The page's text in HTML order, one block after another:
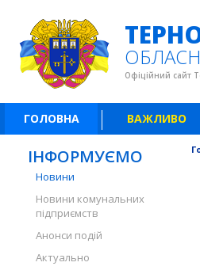
Офіційний сайт
ГОЛОВНА ВАЖЛИВО
ІНФОРМУЄМО
Новини
Новини комунальних
підприємств
Анонси подій
Актуально